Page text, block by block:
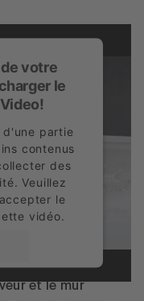
votre
le
d'une partie
contenus
des
Veuillez
le
vidéo.
et le mur